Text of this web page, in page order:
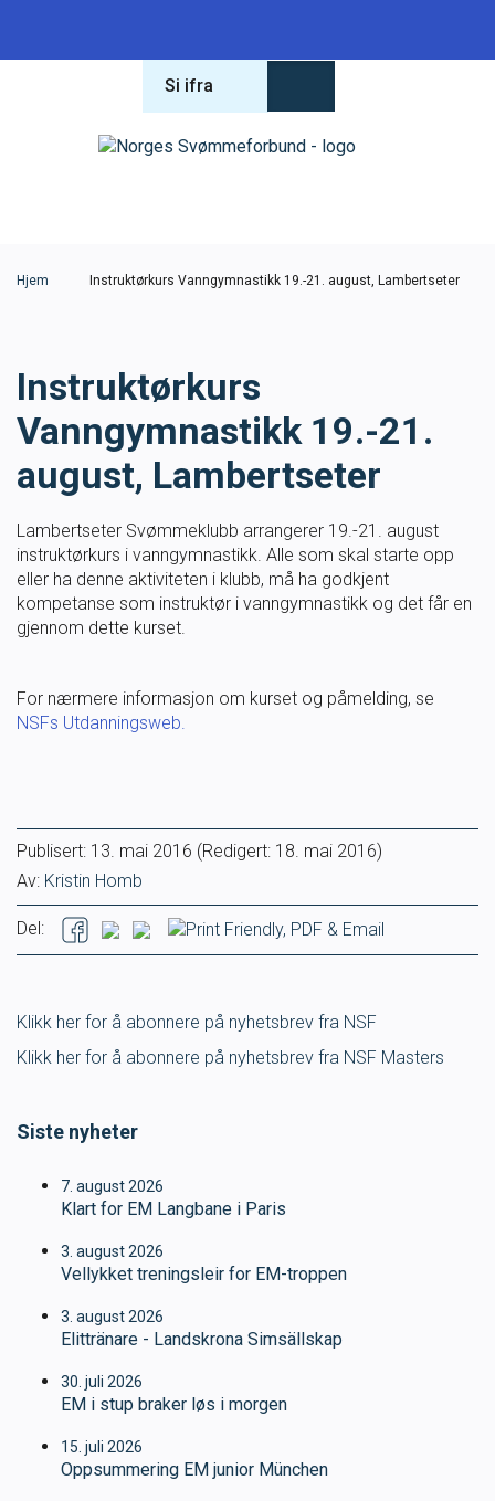
Forbundet
Antidoping
Konferanse 2026
Masterclass
Klubbdrift
For trenere
Utdanning
Barneidrett
Ungdomsidrett
Bredde og folkehelse
Skolesvømming
Svømmeanlegg
Ledige stillinger
Si ifra
Hjem Instruktørkurs Vanngymnastikk 19.-21. august, Lambertseter
Instruktørkurs
Vanngymnastikk 19.-21.
august, Lambertseter
Lambertseter Svømmeklubb arrangerer 19.-21. august
instruktørkurs i vanngymnastikk. Alle som skal starte opp
eller ha denne aktiviteten i klubb, må ha godkjent
kompetanse som instruktør i vanngymnastikk og det får en
gjennom dette kurset.
For nærmere informasjon om kurset og påmelding, se
NSFs Utdanningsweb.
Publisert: 13. mai 2016 (Redigert: 18. mai 2016)
Av: Kristin Homb
Del:
Klikk her for å abonnere på nyhetsbrev fra NSF
Klikk her for å abonnere på nyhetsbrev fra NSF Masters
Siste nyheter
7. august 2026
Klart for EM Langbane i Paris
3. august 2026
Vellykket treningsleir for EM-troppen
3. august 2026
Elittränare - Landskrona Simsällskap
30. juli 2026
EM i stup braker løs i morgen
15. juli 2026
Oppsummering EM junior München